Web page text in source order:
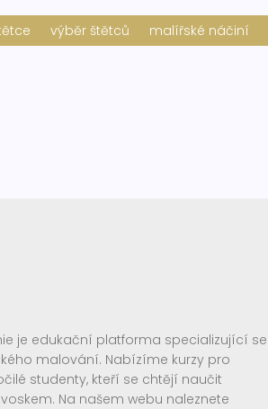
výběr štětců malířské náčiní
je edukační platforma specializující se
malování. Nabízíme kurzy pro
studenty, kteří se chtějí naučit
Na našem webu naleznete